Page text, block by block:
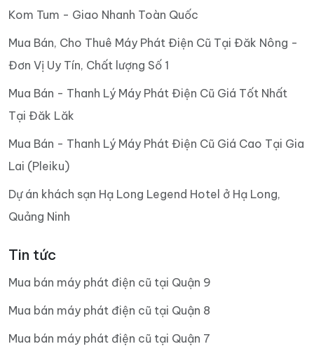
Kom Tum - Giao Nhanh Toàn Quốc
Mua Bán, Cho Thuê Máy Phát Điện Cũ Tại Đăk Nông -
Đơn Vị Uy Tín, Chất lượng Số 1
Mua Bán - Thanh Lý Máy Phát Điện Cũ Giá Tốt Nhất
Tại Đăk Lăk
Mua Bán - Thanh Lý Máy Phát Điện Cũ Giá Cao Tại Gia
Lai (Pleiku)
Dự án khách sạn Hạ Long Legend Hotel ở Hạ Long,
Quảng Ninh
Tin tức
Mua bán máy phát điện cũ tại Quận 9
Mua bán máy phát điện cũ tại Quận 8
Mua bán máy phát điện cũ tại Quận 7